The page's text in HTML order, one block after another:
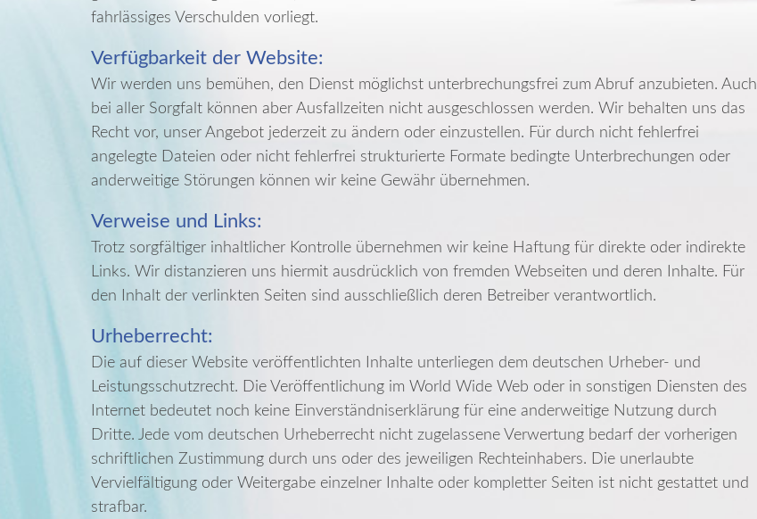
fahrlässiges Verschulden vorliegt.
Verfügbarkeit der Website:
Wir werden uns bemühen, den Dienst möglichst unterbrechungsfrei zum Abruf anzubieten. Auch
bei aller Sorgfalt können aber Ausfallzeiten nicht ausgeschlossen werden. Wir behalten uns das
Recht vor, unser Angebot jederzeit zu ändern oder einzustellen. Für durch nicht fehlerfrei
angelegte Dateien oder nicht fehlerfrei strukturierte Formate bedingte Unterbrechungen oder
anderweitige Störungen können wir keine Gewähr übernehmen.
Verweise und Links:
Trotz sorgfältiger inhaltlicher Kontrolle übernehmen wir keine Haftung für direkte oder indirekte
Links. Wir distanzieren uns hiermit ausdrücklich von fremden Webseiten und deren Inhalte. Für
den Inhalt der verlinkten Seiten sind ausschließlich deren Betreiber verantwortlich.
Urheberrecht:
Die auf dieser Website veröffentlichten Inhalte unterliegen dem deutschen Urheber- und
Leistungsschutzrecht. Die Veröffentlichung im World Wide Web oder in sonstigen Diensten des
Internet bedeutet noch keine Einverständniserklärung für eine anderweitige Nutzung durch
Dritte. Jede vom deutschen Urheberrecht nicht zugelassene Verwertung bedarf der vorherigen
schriftlichen Zustimmung durch uns oder des jeweiligen Rechteinhabers. Die unerlaubte
Vervielfältigung oder Weitergabe einzelner Inhalte oder kompletter Seiten ist nicht gestattet und
strafbar.